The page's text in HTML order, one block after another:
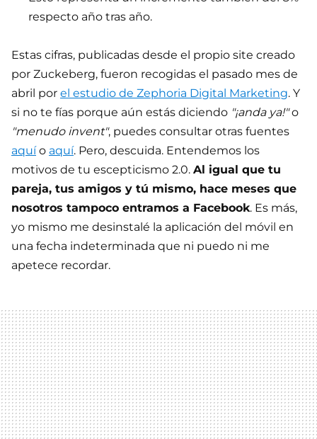
respecto año tras año.
Estas cifras, publicadas desde el propio site creado
por Zuckeberg, fueron recogidas el pasado mes de
abril por el estudio de Zephoria Digital Marketing. Y
si no te fías porque aún estás diciendo "¡anda ya!"o
"menudo invent", puedes consultar otras fuentes
aquío aquí. Pero, descuida. Entendemos los
motivos de tu escepticismo 2.0. Al igual que tu
pareja, tus amigos y tú mismo, hace meses que
nosotros tampoco entramos a Facebook. Es más,
yo mismo me desinstalé la aplicación del móvil en
una fecha indeterminada que ni puedo ni me
apetece recordar.